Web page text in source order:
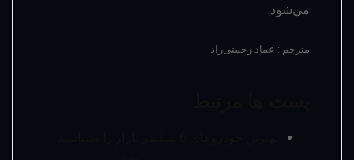
می­‌شود.
مترجم : عماد رحمتی‌راد